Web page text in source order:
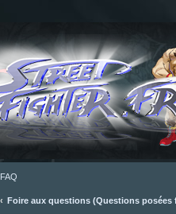
FAQ
Foire aux questions (Questions posées